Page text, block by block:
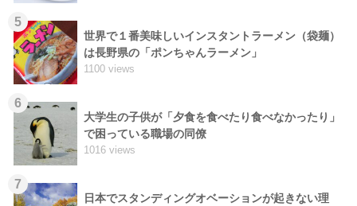
5
世界で１番美味しいインスタントラーメン（袋麺）
は長野県の「ポンちゃんラーメン」
1100 views
6
大学生の子供が「夕食を食べたり食べなかったり」
で困っている職場の同僚
1016 views
7
日本でスタンディングオベーションが起きない理